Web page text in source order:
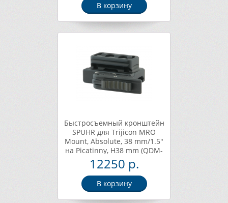
В корзину
Быстросъемный кронштейн
SPUHR для Trijicon MRO
Mount, Absolute, 38 mm/1.5"
на Picatinny, H38 mm (QDM-
3002)
12250 р.
В корзину